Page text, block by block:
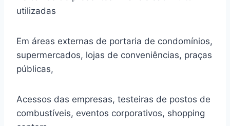
utilizadas
Em áreas externas de portaria de condomínios,
supermercados, lojas de conveniências, praças
públicas,
Acessos das empresas, testeiras de postos de
combustíveis, eventos corporativos, shopping